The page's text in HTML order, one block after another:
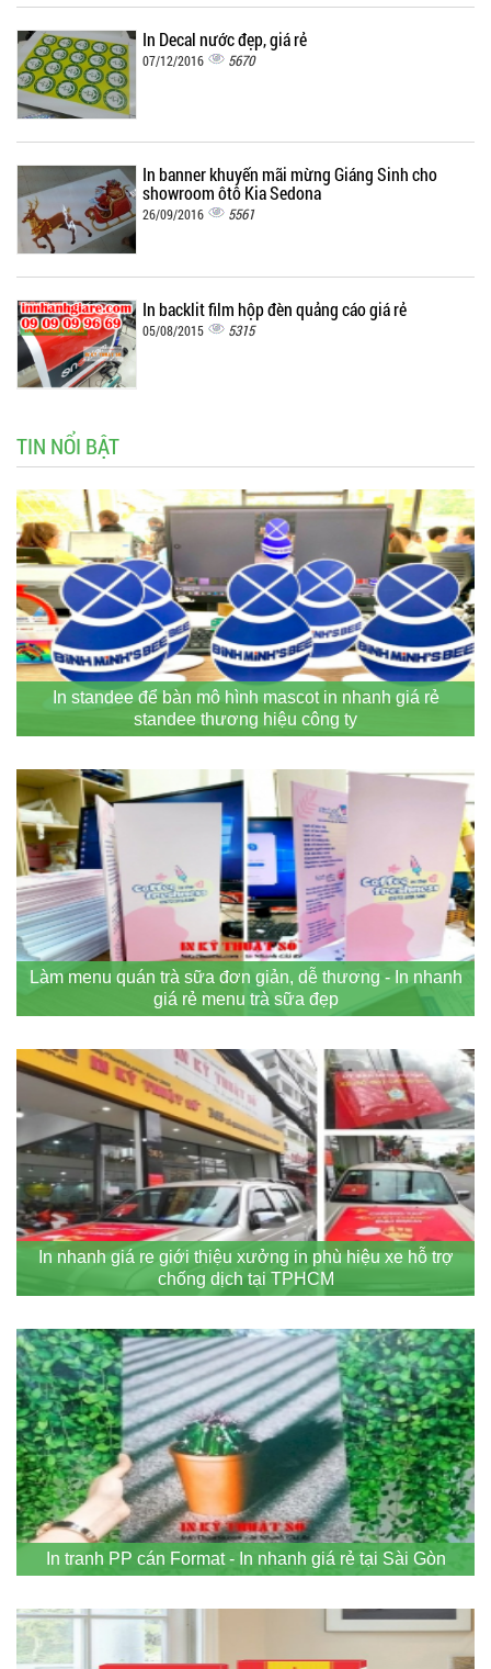
In Decal nước đẹp, giá rẻ
07/12/2016 5670
In banner khuyến mãi mừng Giáng Sinh cho
showroom ôtô Kia Sedona
26/09/2016 5561
In backlit film hộp đèn quảng cáo giá rẻ
05/08/2015 5315
TIN NỔI BẬT
In standee để bàn mô hình mascot in nhanh giá rẻ
standee thương hiệu công ty
Làm menu quán trà sữa đơn giản, dễ thương - In nhanh
giá rẻ menu trà sữa đẹp
In nhanh giá re giới thiệu xưởng in phù hiệu xe hỗ trợ
chống dịch tại TPHCM
In tranh PP cán Format - In nhanh giá rẻ tại Sài Gòn